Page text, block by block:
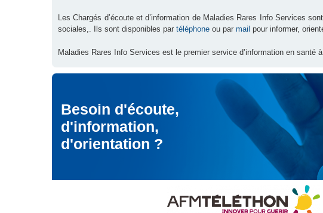
Les Chargés d’écoute et d’information de Maladies Rares Info Services
sociales,. Ils sont disponibles par téléphone ou par mail pour informer,
Maladies Rares Info Services est le premier service d’information en santé
Besoin d'écoute,
d'information,
d'orientation ?